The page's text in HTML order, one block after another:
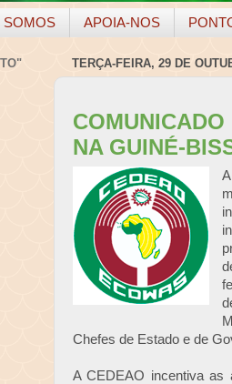
SOMOS APOIA-NOS
TERÇA-FEIRA, 29 DE
NA GUINÉ-
Chefes de Estado e de
A CEDEAO incentiva as